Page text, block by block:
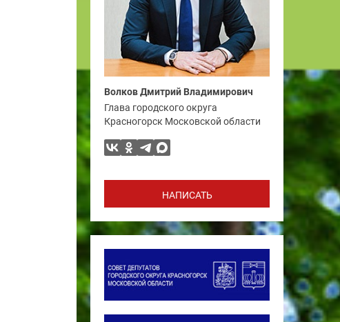
Волков Дмитрий Владимирович
Глава городского округа
Красногорск Московской области
НАПИСАТЬ